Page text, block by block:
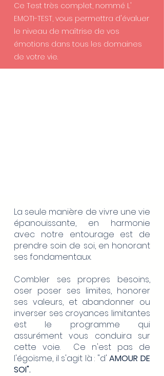
Ce Test très complet, nommé L'
EMOTI-TEST, vous permettra d'évaluer
le niveau de maîtrise de vos
émotions dans tous les domaines
de votre vie.
La seule manière de vivre une vie
épanouissante, en harmonie
avec notre entourage est de
prendre soin de soi, en honorant
ses fondamentaux.
Combler ses propres besoins,
oser poser ses limites, honorer
ses valeurs, et abandonner ou
inverser ses croyances limitantes
est le programme qui
assurément vous conduira sur
cette voie. Ce n'est pas de
l'égoïsme, il s'agit là : "d'AMOUR DE
SOI".